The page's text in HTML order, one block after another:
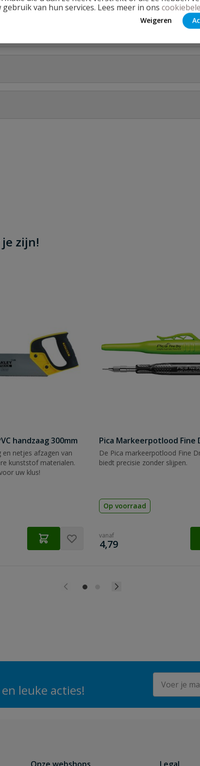
van hun services. Lees meer in ons
Weigeren
zijn!
handzaag 300mm
netjes afzagen van
kunststof materialen.
uw klus!
Pica Markeerpotlood Fine
De Pica markeerpotlood Fine
biedt precisie zonder slijpen.
Op voorraad
vanaf
€
4,79
leuke acties!